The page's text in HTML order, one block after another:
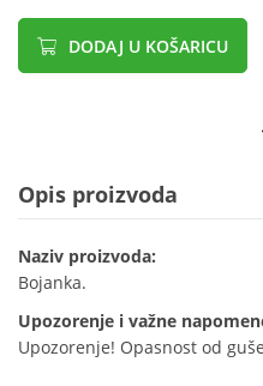
DODAJ U KOŠARICU
Opis proizvoda
Naziv proizvoda:
Bojanka.
Upozorenje i važne
Upozorenje! Opasnost od